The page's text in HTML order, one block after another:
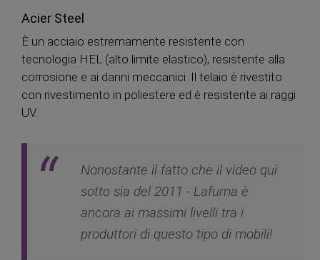
Acier Steel
È un acciaio estremamente resistente con
tecnologia HEL (alto limite elastico), resistente alla
corrosione e ai danni meccanici. Il telaio è rivestito
con rivestimento in poliestere ed è resistente ai raggi
UV.
Nonostante il fatto che il video qui
sotto sia del 2011 - Lafuma è
ancora ai massimi livelli tra i
produttori di questo tipo di mobili!